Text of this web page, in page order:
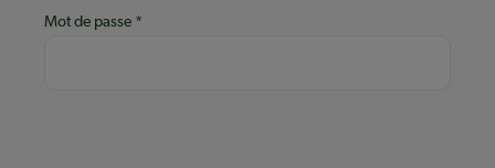
Mot de passe